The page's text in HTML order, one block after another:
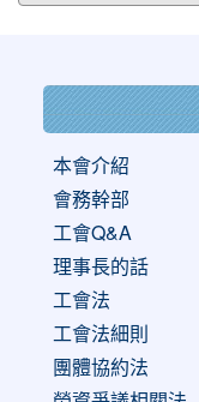
本會介紹
會務幹部
工會Q&A
理事長的話
工會法
工會法細則
團體協約法